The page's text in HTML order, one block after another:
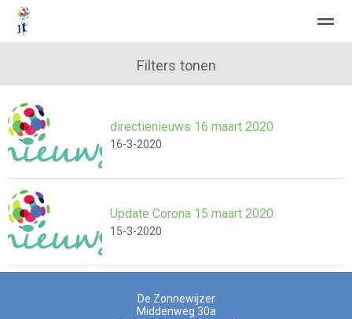
Home Zoeken Nieuws Agenda
Filters tonen
directienieuws 16 maart 2020
16-3-2020
Update Corona 15 maart 2020
15-3-2020
De Zonnewijzer
Middenweg 30a